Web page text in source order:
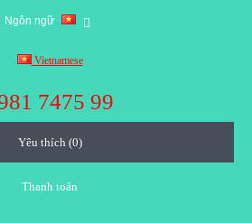
Ngôn ngữ
Vietnamese
7475 99
Yêu thích (0)
Thanh toán